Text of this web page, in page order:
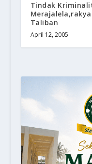
Tindak
Taliban
April 12, 2005